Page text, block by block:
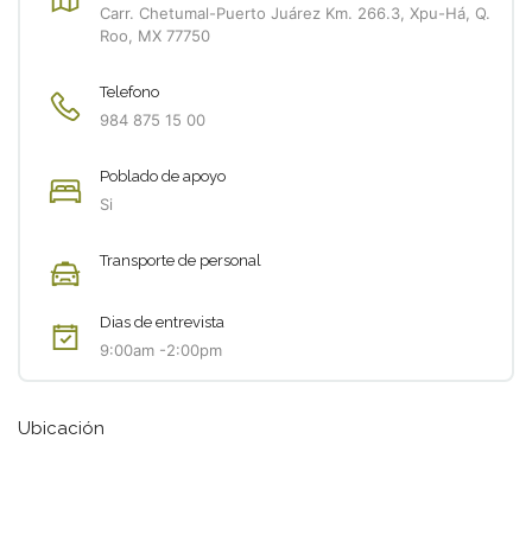
Carr. Chetumal-Puerto Juárez Km. 266.3, Xpu-Há, Q.
Roo, MX 77750
Telefono
984 875 15 00
Poblado de apoyo
Si
Transporte de personal
Dias de entrevista
9:00am -2:00pm
Ubicación